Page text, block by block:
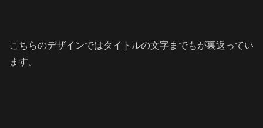
こちらのデザインではタイトルの文字までもが裏返ってい
ます。